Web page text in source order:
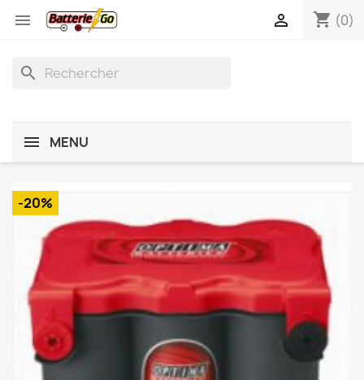
 shopping_cart (0)

search
MENU
-20%